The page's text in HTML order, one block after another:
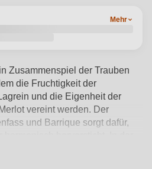
Mehr
Zusammenspiel der Trauben
die Fruchtigkeit der
und die Eigenheit der
vereint werden. Der
und Barrique sorgt dafür,
schwarze Johannisbeeren,